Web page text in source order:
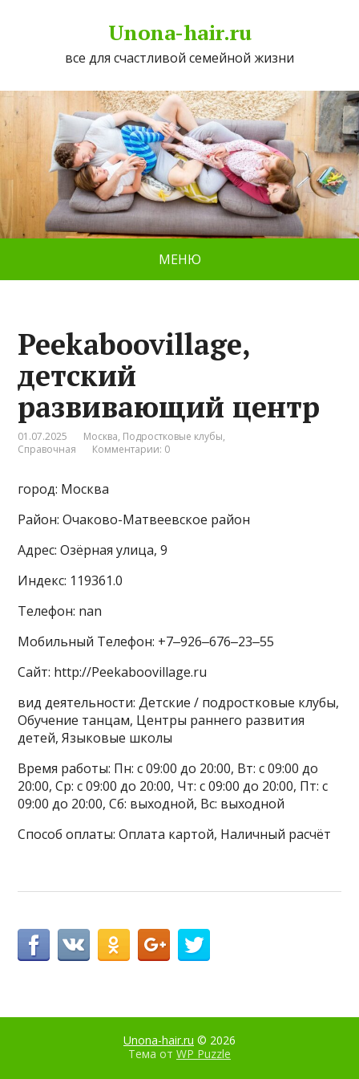
Unona-hair.ru
все для счастливой семейной жизни
МЕНЮ
Peekaboovillage,
детский
развивающий центр
01.07.2025 Москва, Подростковые клубы,
Справочная
Комментарии: 0
город: Москва
Район: Очаково-Матвеевское район
Адрес: Озёрная улица, 9
Индекс: 119361.0
Телефон: nan
Мобильный Телефон: +7‒926‒676‒23‒55
Сайт: http://Peekaboovillage.ru
вид деятельности: Детские / подростковые клубы,
Обучение танцам, Центры раннего развития
детей, Языковые школы
Время работы: Пн: с 09:00 до 20:00, Вт: с 09:00 до
20:00, Ср: с 09:00 до 20:00, Чт: с 09:00 до 20:00, Пт: с
09:00 до 20:00, Сб: выходной, Вс: выходной
Способ оплаты: Оплата картой, Наличный расчёт
Unona-hair.ru © 2026
Тема от WP Puzzle